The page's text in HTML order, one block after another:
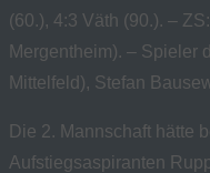
(60.), 4:3 Väth (90.). –
Mergentheim). – Spieler
Mittelfeld), Stefan
Die 2. Mannschaft hätte
Aufstiegsaspiranten